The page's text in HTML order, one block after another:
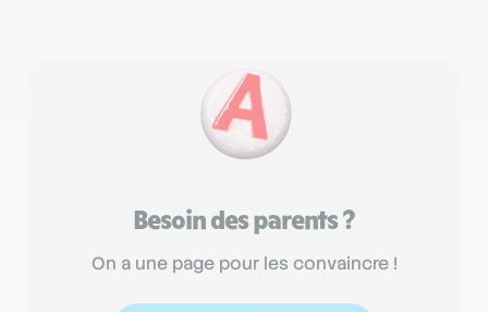
Besoin des parents ?
On a une page pour les convaincre !